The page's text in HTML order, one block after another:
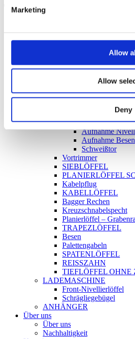
Marketing
Allow
Allow
Deny
Products
search
Nivellierbalken
Nivellierbalken
Bar planen
Aufnahme
Aufnahme
Aufnahme Besen
Schweißtor
Vortrimmer
SIEBLÖFFEL
PLANIERLÖFFEL
Kabelpflug
KABELLÖFFEL
Bagger Rechen
Kreuzschnabelspecht
Planierlöffel –
TRAPEZLÖFFEL
Besen
Palettengabeln
SPATENLÖFFEL
REISSZAHN
TIEFLÖFFEL OHNE
LADEMASCHINE
Front-Nivellierlöffel
Schrägliegebügel
ANHÄNGER
Über uns
Über uns
Nachhaltigkeit